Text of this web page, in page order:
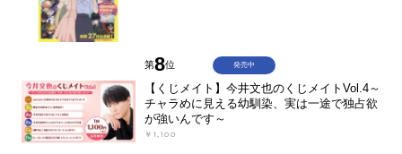
第8位
【くじメイト】今井文也のくじメイトVol.4～
チャラめに見える幼馴染、実は一途で独占欲
が強いんです～
￥1,100
発売中